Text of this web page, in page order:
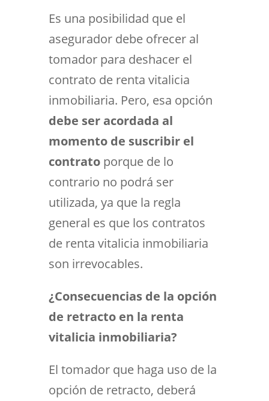
Es una posibilidad que el
asegurador debe ofrecer al
tomador para deshacer el
contrato de renta vitalicia
inmobiliaria. Pero, esa opción
debe ser acordada al
momento de suscribir el
contratoporque de lo
contrario no podrá ser
utilizada, ya que la regla
general es que los contratos
de renta vitalicia inmobiliaria
son irrevocables.
¿Consecuencias de la opción
de retracto en la renta
vitalicia inmobiliaria?
El tomador que haga uso de la
opción de retracto, deberá